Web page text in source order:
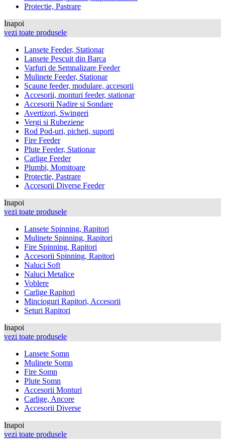
Protectie, Pastrare
Inapoi
vezi toate produsele
Lansete Feeder, Stationar
Lansete Pescuit din Barca
Varfuri de Semnalizare Feeder
Mulinete Feeder, Stationar
Scaune feeder, modulare, accesorii
Accesorii, monturi feeder, stationar
Accesorii Nadire si Sondare
Avertizori, Swingeri
Vergi si Rubeziene
Rod Pod-uri, picheti, suporti
Fire Feeder
Plute Feeder, Stationar
Carlige Feeder
Plumbi, Momitoare
Protectie, Pastrare
Accesorii Diverse Feeder
Inapoi
vezi toate produsele
Lansete Spinning, Rapitori
Mulinete Spinning, Rapitori
Fire Spinning, Rapitori
Accesorii Spinning, Rapitori
Naluci Soft
Naluci Metalice
Voblere
Carlige Rapitori
Mincioguri Rapitori, Accesorii
Seturi Rapitori
Inapoi
vezi toate produsele
Lansete Somn
Mulinete Somn
Fire Somn
Plute Somn
Accesorii Monturi
Carlige, Ancore
Accesorii Diverse
Inapoi
vezi toate produsele